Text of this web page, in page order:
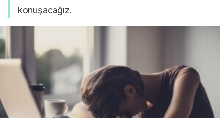
konuşacağız.